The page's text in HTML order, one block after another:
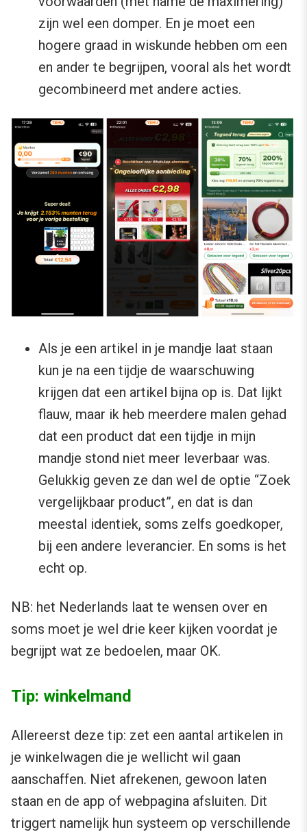
zijn wel een domper. En je moet een
hogere graad in wiskunde hebben om een
en ander te begrijpen, vooral als het wordt
gecombineerd met andere acties.
Als je een artikel in je mandje laat staan
kun je na een tijdje de waarschuwing
krijgen dat een artikel bijna op is. Dat lijkt
flauw, maar ik heb meerdere malen gehad
dat een product dat een tijdje in mijn
mandje stond niet meer leverbaar was.
Gelukkig geven ze dan wel de optie “Zoek
vergelijkbaar product”, en dat is dan
meestal identiek, soms zelfs goedkoper,
bij een andere leverancier. En soms is het
echt op.
NB: het Nederlands laat te wensen over en
soms moet je wel drie keer kijken voordat je
begrijpt wat ze bedoelen, maar OK.
Tip: winkelmand
Allereerst deze tip: zet een aantal artikelen in
je winkelwagen die je wellicht wil gaan
aanschaffen. Niet afrekenen, gewoon laten
staan en de app of webpagina afsluiten. Dit
triggert namelijk hun systeem op verschillende